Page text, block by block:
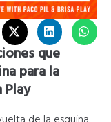
que
para la
Play